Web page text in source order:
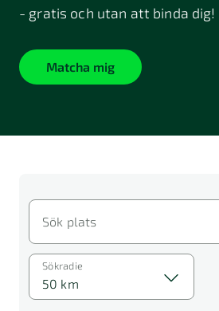
- gratis och utan att binda dig!
Matcha mig
Sök plats
Sökradie
50 km